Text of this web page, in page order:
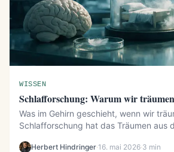
WISSEN
Schlafforschung: Warum wir träumen
Was im Gehirn geschieht, wenn wir
Schlafforschung hat das Träumen aus
Herbert Hindringer·16. mai 2026·3 min